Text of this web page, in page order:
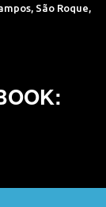
, São Roque,